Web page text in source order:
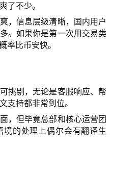
了不少。
，信息层级清晰，国内用户
。如果你是第一次用交易类
率比币安快。
挑剔，无论是客服响应、帮
支持都非常到位。
，但毕竟总部和核心运营团
境的处理上偶尔会有翻译生